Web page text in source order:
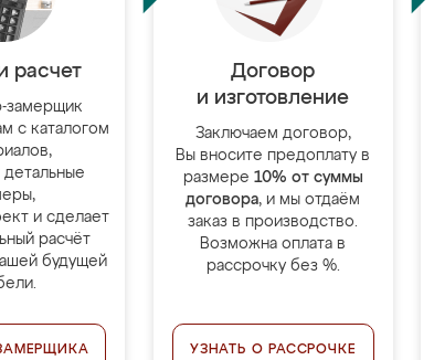
расчет
замерщик
с каталогом
и сделает
расчёт
будущей
Договор
и изготовление
Заключаем договор,
Вы вносите предоплату в
размере 10% от суммы
договора, и мы отдаём
заказ в производство.
Возможна оплата в
рассрочку без %.
УЗНАТЬ О РАССРОЧКЕ